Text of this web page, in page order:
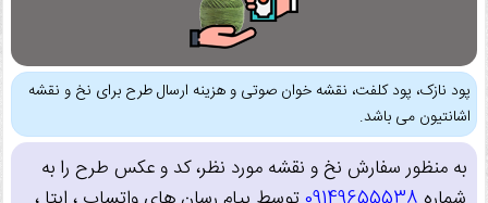
پود نازک، پود کلفت، نقشه خوان صوتی و هزینه ارسال طرح برای نخ و نقشه
اشانتیون می باشد.
به منظور سفارش نخ و نقشه مورد نظر، کد و عکس طرح را به